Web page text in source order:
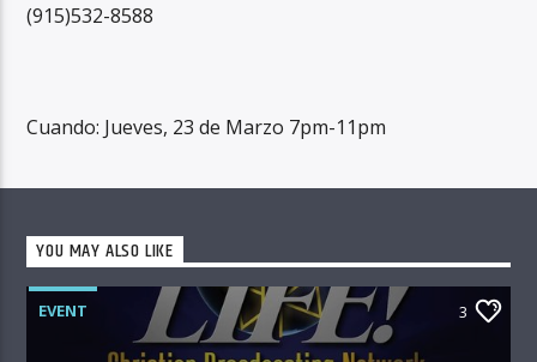
(915)532-8588
Cuando: Jueves, 23 de Marzo 7pm-11pm
YOU MAY ALSO LIKE
EVENT 3